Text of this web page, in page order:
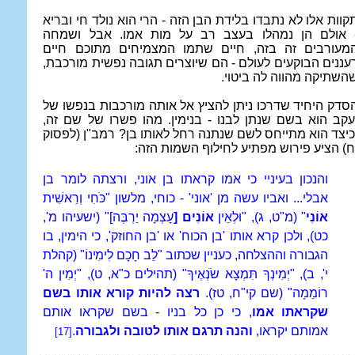
אלו לא נתבדו בלידת הבן הזה - הרי הוא נולד חי ובריא
אולם הן נמהלו בעצב רב על מות אמו. אבל ושמחה
זה בזה, חיים שתמו המצמיחים מתוכם חיים
הבוקעים לעולם - הם שיוצרים תגובה נפשית מורכבת,
מהווה לה ביטוי.
היחיד שדרכו ניתן להציץ אל אותה מורכבות בנפשו של
הוא בשם שנתן לבנו - בנימין. מהו פשרו של שם זה,
הוא מתייחס לשם שנתנה רחל לאותו בן? רמב"ן (לפסוק
הציע פירוש מפתיע לחילוף השמות הזה:
והנכון בעיניי כי אמו קראתו בן אוני, ורצתה לומר בן
אבלי... ואביו עשה מן 'אוני' - כוחי, מלשון "כֹּחִי וְרֵאשִׁית
אוֹנִי" (מ"ט, ג), "וּלְאֵין אוֹנִים [עָצְמָה יַרְבֶּה]" (ישעיהו מ',
כט), ולכן קרא אותו 'בן הכוח' או 'בן החוזק', כי הימין, בו
הגבורה וההצלחה, כעניין שכתוב "לֵב חָכָם לִימִינוֹ" (קהלת
י', ב), "יְמִינְךָ תִּמְצָא שֹׂנְאֶיךָ" (תהילים כ"א, ט), "יְמִין ה'
רוֹמֵמָה" (שם קי"ח, טז). רצה להיות קורא אותו בשם
שקראתו אמו, כי כן כל בניו - בשם שקראו אותם
אמותם יקראו, והנה תרגם אותו לטובה ולגבורה.
[17]